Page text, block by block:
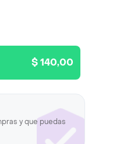
$ 140,00
y que puedas